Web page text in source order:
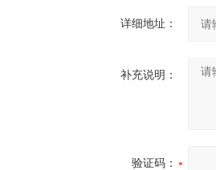
详细地址：
补充说明：
验证码：